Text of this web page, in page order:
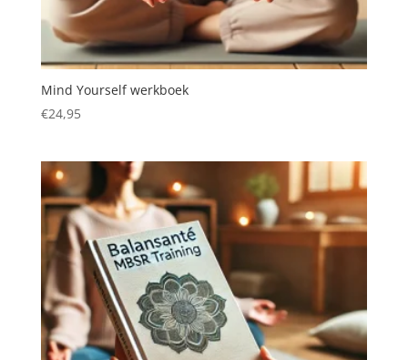
Mind Yourself werkboek
€24,95